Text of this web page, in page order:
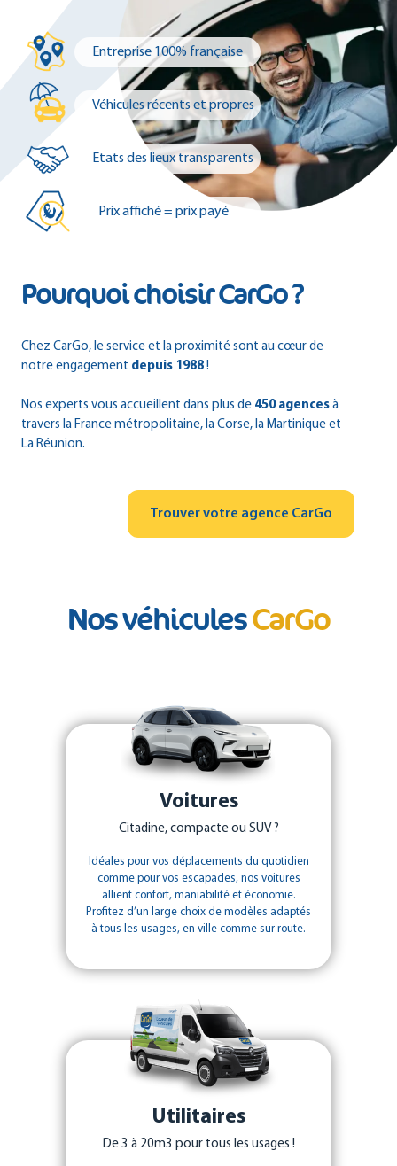
Entreprise 100% française
Véhicules récents et propres
Etats des lieux transparents
Prix affiché = prix payé
Pourquoi choisir CarGo ?
Chez CarGo, le service et la proximité sont au cœur de
notre engagement depuis 1988 !
Nos experts vous accueillent dans plus de 450 agences à
travers la France métropolitaine, la Corse, la Martinique et
La Réunion.
Trouver votre agence CarGo
Nos véhiculesCarGo
Voitures
Citadine, compacte ou SUV ?
Idéales pour vos déplacements du quotidien
comme pour vos escapades, nos voitures
allient confort, maniabilité et économie.
Profitez d’un large choix de modèles adaptés
à tous les usages, en ville comme sur route.
Utilitaires
De 3 à 20m3 pour tous les usages !